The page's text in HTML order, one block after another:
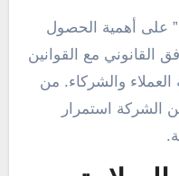
على أهمية الحصول
القانوني مع القوانين
العملاء والشركاء. من
الشركة استمرار